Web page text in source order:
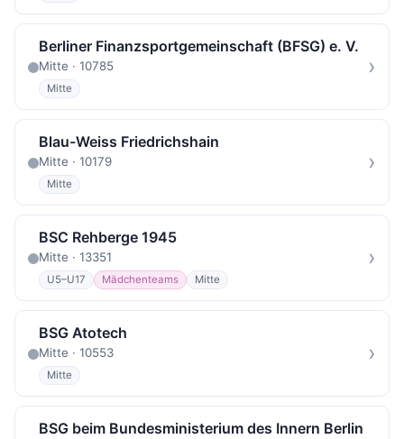
Berliner Finanzsportgemeinschaft (BFSG) e. V.
Mitte · 10785
Mitte
›
Blau-Weiss Friedrichshain
Mitte · 10179
Mitte
›
BSC Rehberge 1945
Mitte · 13351
U5–U17 Mädchenteams Mitte
›
BSG Atotech
Mitte · 10553
Mitte
›
BSG beim Bundesministerium des Innern Berlin